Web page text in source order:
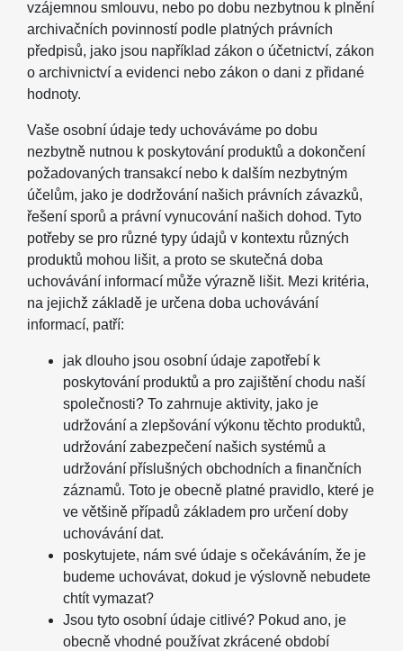
vzájemnou smlouvu, nebo po dobu nezbytnou k plnění
archivačních povinností podle platných právních
předpisů, jako jsou například zákon o účetnictví, zákon
o archivnictví a evidenci nebo zákon o dani z přidané
hodnoty.
Vaše osobní údaje tedy uchováváme po dobu
nezbytně nutnou k poskytování produktů a dokončení
požadovaných transakcí nebo k dalším nezbytným
účelům, jako je dodržování našich právních závazků,
řešení sporů a právní vynucování našich dohod. Tyto
potřeby se pro různé typy údajů v kontextu různých
produktů mohou lišit, a proto se skutečná doba
uchovávání informací může výrazně lišit. Mezi kritéria,
na jejichž základě je určena doba uchovávání
informací, patří:
jak dlouho jsou osobní údaje zapotřebí k
poskytování produktů a pro zajištění chodu naší
společnosti? To zahrnuje aktivity, jako je
udržování a zlepšování výkonu těchto produktů,
udržování zabezpečení našich systémů a
udržování příslušných obchodních a finančních
záznamů. Toto je obecně platné pravidlo, které je
ve většině případů základem pro určení doby
uchovávání dat.
poskytujete, nám své údaje s očekáváním, že je
budeme uchovávat, dokud je výslovně nebudete
chtít vymazat?
Jsou tyto osobní údaje citlivé? Pokud ano, je
obecně vhodné používat zkrácené období